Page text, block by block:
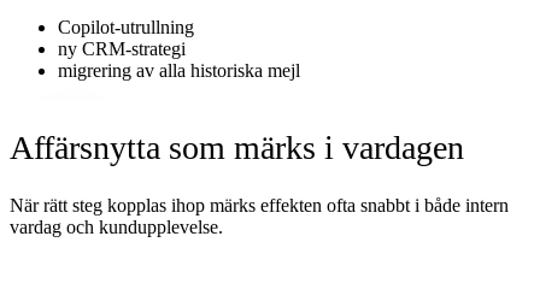
Copilot-utrullning
ny CRM-strategi
migrering av alla historiska mejl
Affärsnytta som märks i vardagen
När rätt steg kopplas ihop märks effekten ofta snabbt i både intern
vardag och kundupplevelse.